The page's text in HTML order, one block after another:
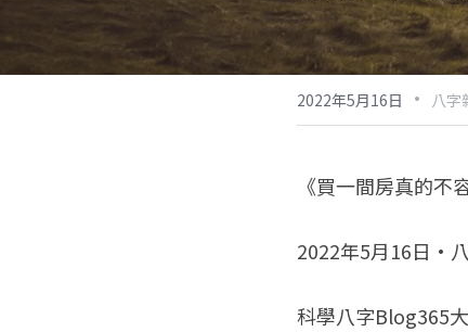
2022年5月16日 · 八字
《買一間房真的不
2022年5月16日·
科學八字Blog365